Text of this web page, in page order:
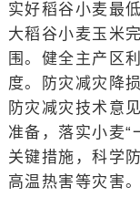
实好稻谷小麦最
大稻谷小麦玉米
围。健全主产区
度。防灾减灾降
防灾减灾技术意
准备，落实小麦“
关键措施，科学
高温热害等灾害